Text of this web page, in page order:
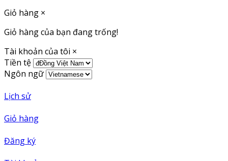
Giỏ hàng ×
Giỏ hàng của bạn đang trống!
Tài khoản của tôi ×
Tiền tệ
Ngôn ngữ
Lịch sử
Giỏ hàng
Đăng ký